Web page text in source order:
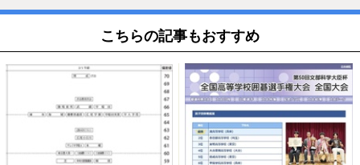
こちらの記事もおすすめ